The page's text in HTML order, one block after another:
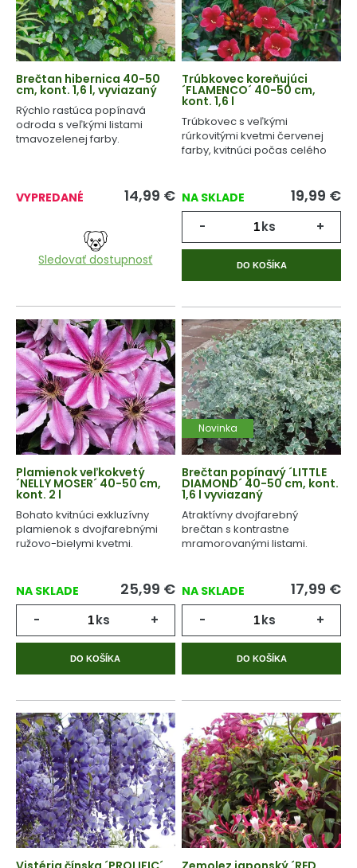
Brečtan hibernica 40-50
cm, kont. 1,6 l, vyviazaný
Rýchlo rastúca popínavá
odroda s veľkými listami
tmavozelenej farby.
VYPREDANÉ 14,99 €
Sledovať dostupnosť
Trúbkovec koreňujúci
´FLAMENCO´ 40-50 cm,
kont. 1,6 l
Trúbkovec s veľkými
rúrkovitými kvetmi červenej
farby, kvitnúci počas celého
NA SKLADE 19,99 €
- ks +
DO KOŠÍKA
Plamienok veľkokvetý
´NELLY MOSER´ 40-50 cm,
kont. 2 l
Bohato kvitnúci exkluzívny
plamienok s dvojfarebnými
ružovo-bielymi kvetmi.
NA SKLADE 25,99 €
- ks +
DO KOŠÍKA
Novinka
Brečtan popínavý ´LITTLE
DIAMOND´ 40-50 cm, kont.
1,6 l vyviazaný
Atraktívny dvojfarebný
brečtan s kontrastne
mramorovanými listami.
NA SKLADE 17,99 €
- ks +
DO KOŠÍKA